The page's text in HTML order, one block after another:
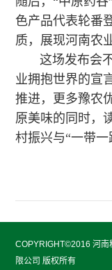
色产品代表轮番
质，展现河南农
这场发布会
业拥抱世界的宣
推进，更多豫农
原美味的同时，
村振兴与“一带一
COPYRIGHT©2016 河南
限公司 版权所有